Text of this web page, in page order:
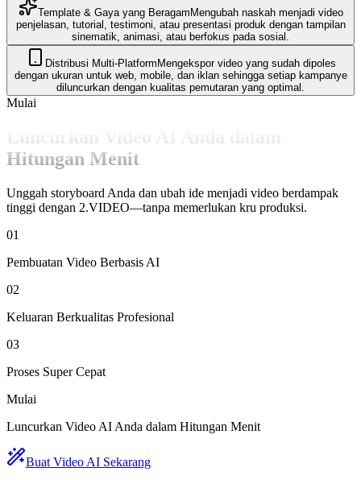
Template & Gaya yang Beragam Mengubah naskah menjadi video
penjelasan, tutorial, testimoni, atau presentasi produk dengan tampilan
sinematik, animasi, atau berfokus pada sosial.
Distribusi Multi-Platform Mengekspor video yang sudah dipoles
dengan ukuran untuk web, mobile, dan iklan sehingga setiap kampanye
diluncurkan dengan kualitas pemutaran yang optimal.
Mulai
Hitungan Menit
Unggah storyboard Anda dan ubah ide menjadi video berdampak
tinggi dengan 2.VIDEO—tanpa memerlukan kru produksi.
01
Pembuatan Video Berbasis AI
02
Keluaran Berkualitas Profesional
03
Proses Super Cepat
Mulai
Luncurkan Video AI Anda dalam Hitungan Menit
Buat Video AI Sekarang